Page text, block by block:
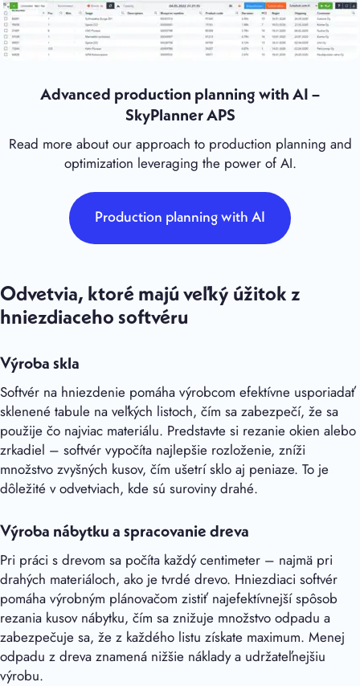
Advanced production planning with AI –
SkyPlanner APS
Read more about our approach to production planning and
optimization leveraging the power of AI.
Production planning with AI
Odvetvia, ktoré majú veľký úžitok z
hniezdiaceho softvéru
Výroba skla
Softvér na hniezdenie pomáha výrobcom efektívne usporiadať
sklenené tabule na veľkých listoch, čím sa zabezpečí, že sa
použije čo najviac materiálu. Predstavte si rezanie okien alebo
zrkadiel – softvér vypočíta najlepšie rozloženie, zníži
množstvo zvyšných kusov, čím ušetrí sklo aj peniaze. To je
dôležité v odvetviach, kde sú suroviny drahé.
Výroba nábytku a spracovanie dreva
Pri práci s drevom sa počíta každý centimeter – najmä pri
drahých materiáloch, ako je tvrdé drevo. Hniezdiaci softvér
pomáha výrobným plánovačom zistiť najefektívnejší spôsob
rezania kusov nábytku, čím sa znižuje množstvo odpadu a
zabezpečuje sa, že z každého listu získate maximum. Menej
odpadu z dreva znamená nižšie náklady a udržateľnejšiu
výrobu.